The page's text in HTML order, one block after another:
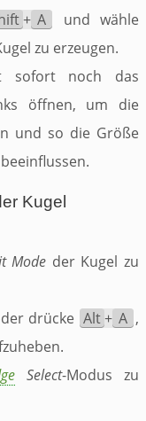
+ A
und wähle
zu erzeugen.
sofort noch das
öffnen, um die
und so die Größe
Kugel
Mode der Kugel zu
drücke Alt+ A ,
Select-Modus zu